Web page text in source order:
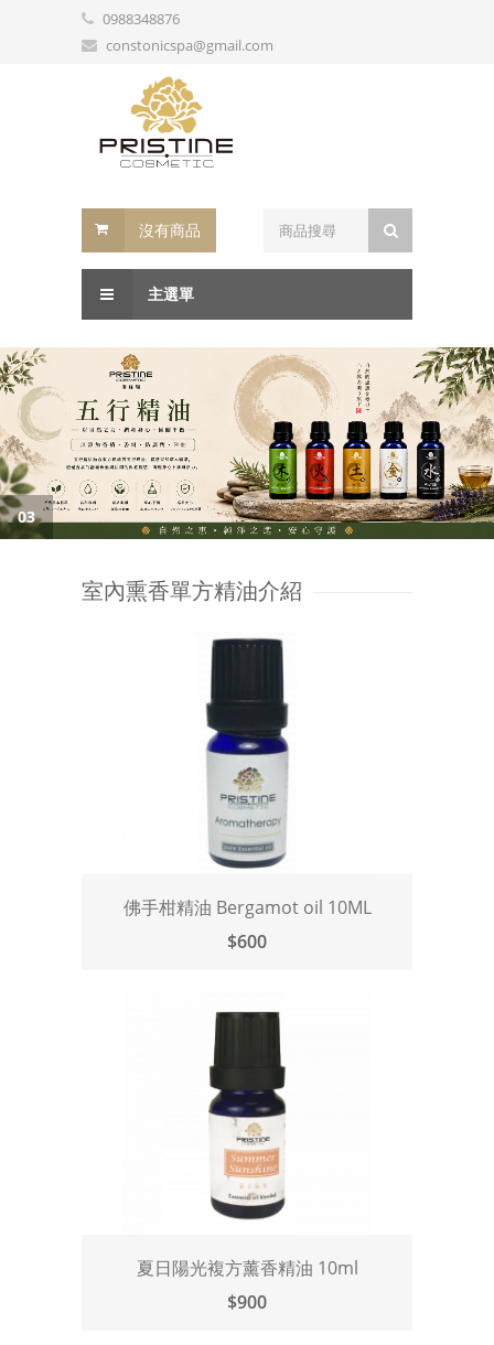
0988348876
constonicspa@gmail.com
沒有商品
主選單
03
室內熏香單方精油介紹
佛手柑精油 Bergamot oil 10ML
$600
夏日陽光複方薰香精油 10ml
$900